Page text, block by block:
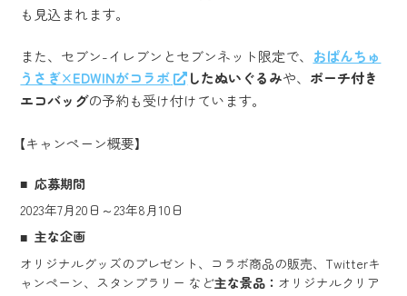
も見込まれます。
また、セブン-イレブンとセブンネット限定で、 おぱんちゅ
うさぎ×EDWINがコラボ
したぬいぐるみや、 ポーチ付き
エコバッグの予約も受け付けています。
【キャンペーン概要】
応募期間
2023年7月20日～23年8月10日
主な企画
オリジナルグッズのプレゼント、コラボ商品の販売、Twitterキ
ャンペーン、スタンプラリー など主な景品： オリジナルクリア